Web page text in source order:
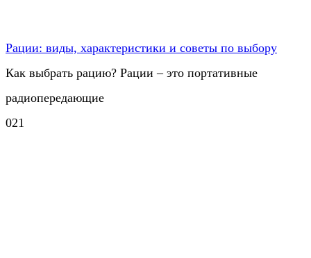
Рации: виды, характеристики и советы по выбору
Как выбрать рацию? Рации – это портативные
радиопередающие
021